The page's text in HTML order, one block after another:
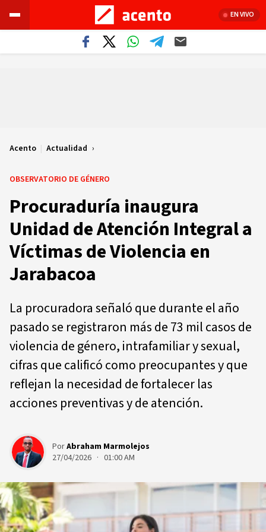
EN VIVO
Acento | Actualidad
OBSERVATORIO DE GÉNERO
Procuraduría inaugura
Unidad de Atención Integral a
Víctimas de Violencia en
Jarabacoa
La procuradora señaló que durante el año
pasado se registraron más de 73 mil casos de
violencia de género, intrafamiliar y sexual,
cifras que calificó como preocupantes y que
reflejan la necesidad de fortalecer las
acciones preventivas y de atención.
PorAbraham Marmolejos
27/04/2026 · 01:00 AM